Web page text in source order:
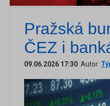
Pražská
ČEZ i
09.06.2026 17:30 Autor: